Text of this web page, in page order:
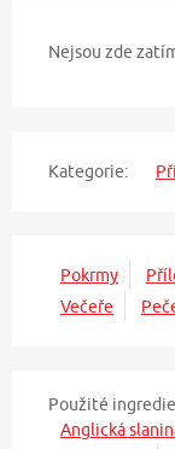
Nejsou zde
Kategorie:
Pokrmy
Večeře
Použité
Anglická